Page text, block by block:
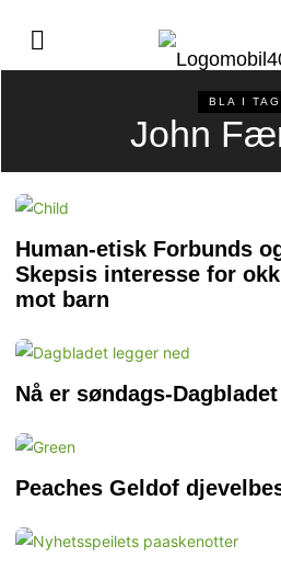
BLA I TAG
John
Human-etisk Forbunds
Skepsis interesse for
mot barn
Nå er søndags-
Peaches Geldof